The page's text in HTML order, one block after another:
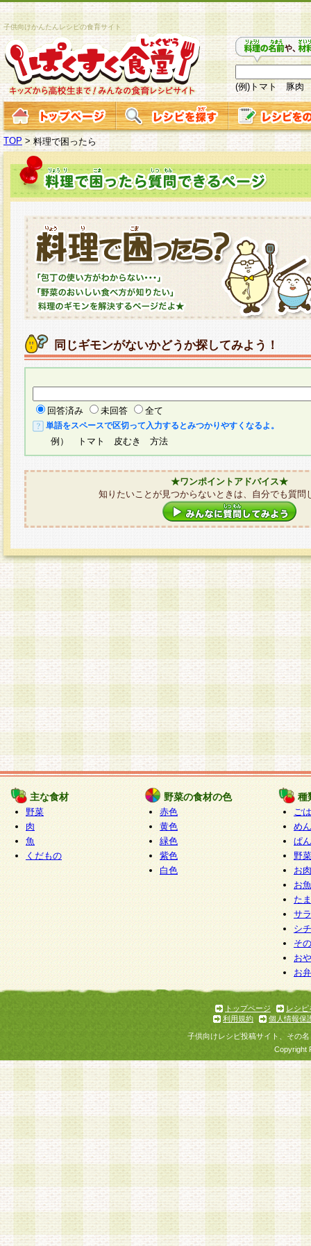
子供向けかんたんレシピの食育サイト
(例)トマト 豚肉
TOP >料理で困ったら
同じギモンがないかどうか探してみよう！
回答済み 未回答 全て
単語をスペースで区切って入力するとみつかりやすくなるよ。
例） トマト 皮むき 方法
★ワンポイントアドバイス★
知りたいことが見つからないときは、自分でも質問
主な食材
野菜
肉
魚
くだもの
野菜の食材の色
赤色
黄色
緑色
紫色
白色
種
ご
めん
ぱん
野
お
お
た
サ
シ
そ
お
お
トップページ
レシピ
利用規約
個人情報保
子供向けレシピ投稿サイト、その
Copyright